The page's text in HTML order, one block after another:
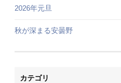
2026年元旦
秋が深まる安曇野
カテゴリ